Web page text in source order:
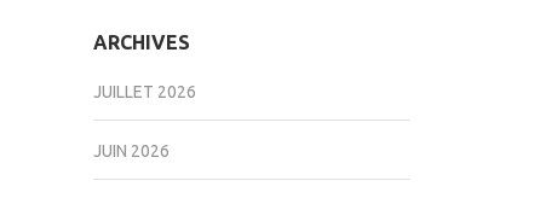
ARCHIVES
JUILLET 2026
JUIN 2026